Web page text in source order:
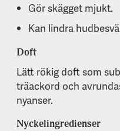
Gör skägget mjukt.
Kan lindra
Doft
Lätt rökig doft som
träackord och
nyanser.
Nyckelingredienser